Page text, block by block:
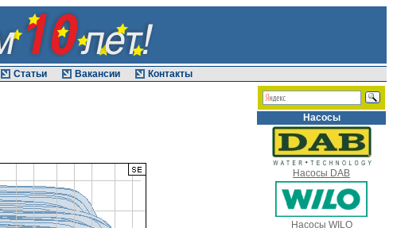
Статьи Вакансии
Контакты
Насосы
Насосы DAB
Насосы WILO